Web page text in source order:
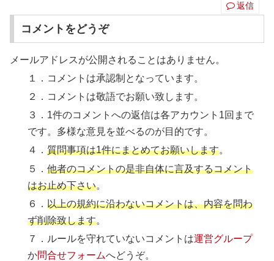
返信
コメントをどうぞ
メールアドレスが公開されることはありません。
１．コメントは承認制となっています。
２．コメントは敬語でお願い致します。
３．1件のコメントへの返信は各アカウント1回まで
です。多様な意見を並べるのが目的です。
４．質問事項は1件にまとめてお願いします。
５．他者のコメントの是非自体に言及するコメント
はお止め下さい。
６．以上の規約に沿わないコメントは、内容を問わ
ず削除致します。
７．ルールを守れていないコメントは運営グループ
か問合せフォームへどうぞ。